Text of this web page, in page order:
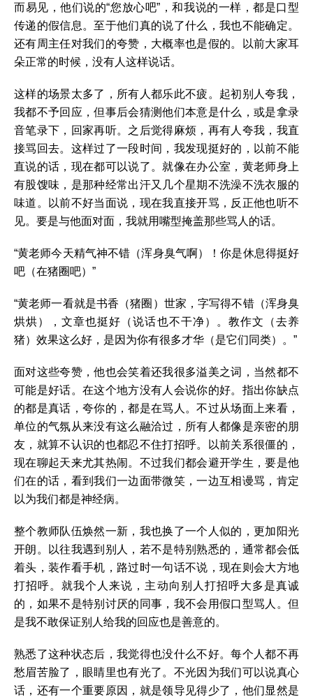
而易见，他们说的“您放心吧”，和我说的一样，都是口型
传递的假信息。至于他们真的说了什么，我也不能确定。
还有周主任对我们的夸赞，大概率也是假的。以前大家耳
朵正常的时候，没有人这样说话。
这样的场景太多了，所有人都乐此不疲。起初别人夸我，
我都不予回应，但事后会猜测他们本意是什么，或是拿录
音笔录下，回家再听。之后觉得麻烦，再有人夸我，我直
接骂回去。这样过了一段时间，我发现挺好的，以前不能
直说的话，现在都可以说了。就像在办公室，黄老师身上
有股馊味，是那种经常出汗又几个星期不洗澡不洗衣服的
味道。以前不好当面说，现在我直接开骂，反正他也听不
见。要是与他面对面，我就用嘴型掩盖那些骂人的话。
“黄老师今天精气神不错（浑身臭气啊）！你是休息得挺好
吧（在猪圈吧）”
“黄老师一看就是书香（猪圈）世家，字写得不错（浑身臭
烘烘），文章也挺好（说话也不干净）。教作文（去养
猪）效果这么好，是因为你有很多才华（是它们同类）。”
面对这些夸赞，他也会笑着还我很多溢美之词，当然都不
可能是好话。在这个地方没有人会说你的好。指出你缺点
的都是真话，夸你的，都是在骂人。不过从场面上来看，
单位的气氛从来没有这么融洽过，所有人都像是亲密的朋
友，就算不认识的也都忍不住打招呼。以前关系很僵的，
现在聊起天来尤其热闹。不过我们都会避开学生，要是他
们在的话，看到我们一边面带微笑，一边互相谩骂，肯定
以为我们都是神经病。
整个教师队伍焕然一新，我也换了一个人似的，更加阳光
开朗。以往我遇到别人，若不是特别熟悉的，通常都会低
着头，装作看手机，路过时一句话不说，现在则会大方地
打招呼。就我个人来说，主动向别人打招呼大多是真诚
的，如果不是特别讨厌的同事，我不会用假口型骂人。但
是我不敢保证别人给我的回应也是善意的。
熟悉了这种状态后，我觉得也没什么不好。每个人都不再
愁眉苦脸了，眼睛里也有光了。不光因为我们可以说真心
话，还有一个重要原因，就是领导见得少了，他们显然是